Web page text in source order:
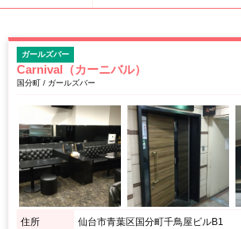
ガールズバー
Carnival（カーニバル）
国分町 / ガールズバー
住所 仙台市青葉区国分町千鳥屋ビルB1